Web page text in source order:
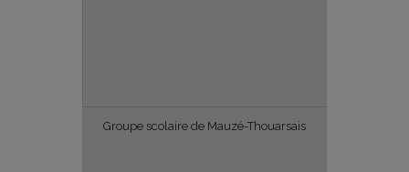
Groupe scolaire de Mauzé-Thouarsais